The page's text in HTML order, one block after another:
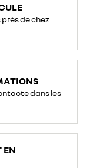
de chez
dans les
EN